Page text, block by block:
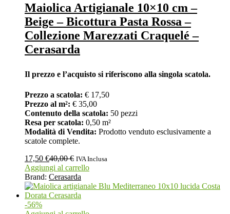
Maiolica Artigianale 10×10 cm –
Beige – Bicottura Pasta Rossa –
Collezione Marezzati Craquelé –
Cerasarda
Il prezzo e l’acquisto si riferiscono alla singola scatola.
Prezzo a scatola: € 17,50
Prezzo al m²: € 35,00
Contenuto della scatola: 50 pezzi
Resa per scatola: 0,50 m²
Modalità di Vendita: Prodotto venduto esclusivamente a
scatole complete.
17,50 €40,00€ IVA Inclusa
Aggiungi al carrello
Brand: Cerasarda
-56%